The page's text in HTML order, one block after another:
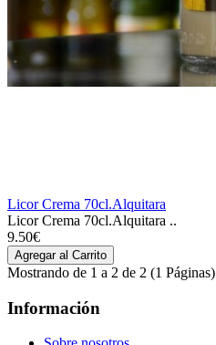
Licor Crema 70cl.Alquitara
Licor Crema 70cl.Alquitara ..
9.50€
Mostrando de 1 a 2 de 2 (1 Páginas)
Información